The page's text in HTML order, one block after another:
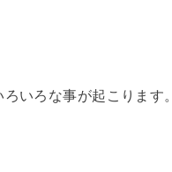
いろな事が起こります。